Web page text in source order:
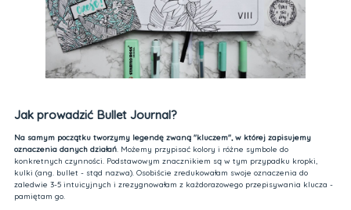
Jak prowadzić Bullet Journal?
Na samym początku tworzymy legendę zwaną "kluczem", w której zapisujemy
oznaczenia danych działań. Możemy przypisać kolory i różne symbole do
konkretnych czynności. Podstawowym znacznikiem są w tym przypadku kropki,
kulki (ang. bullet - stąd nazwa). Osobiście zredukowałam swoje oznaczenia do
zaledwie 3-5 intuicyjnych i zrezygnowałam z każdorazowego przepisywania klucza -
pamiętam go.